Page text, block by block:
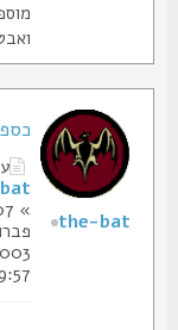
מוספי
ואבטחה
כספת
על ידי
bat
» 07
פברואר
2003,
09:57
the-bat